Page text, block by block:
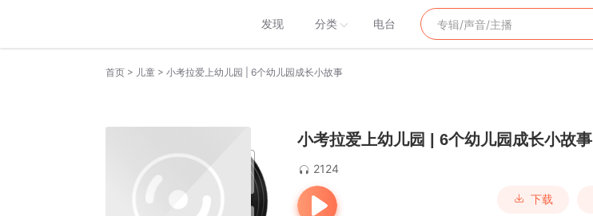
发现 分类 电台
首页 > 儿童 > 小考拉爱上幼儿园 | 6个幼儿园成长小故事
小考拉爱上幼儿园 | 6个幼儿园成长小故事
2124
下载